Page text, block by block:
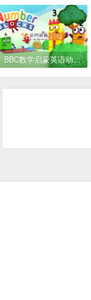
BBC数学启蒙英语动画Numberblocks数字积木，全七季共161集，1080P高清视频带英文字幕